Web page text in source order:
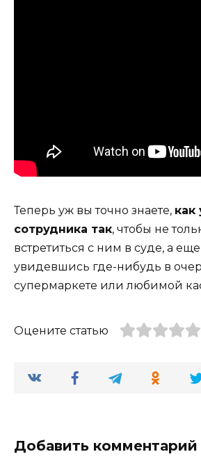
Теперь уж вы точно знаете, как
сотрудника так, чтобы не
встретиться с ним в суде, а
увидевшись где-нибудь в
супермаркете или любимой
Оцените статью
Добавить комментарий